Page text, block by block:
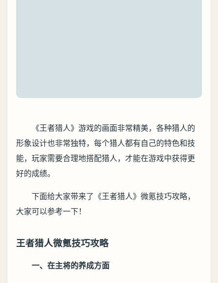
《王者猎人》游戏的画面非常精美，各种猎人的
形象设计也非常独特，每个猎人都有自己的特色和技
能，玩家需要合理地搭配猎人，才能在游戏中获得更
好的成绩。
下面给大家带来了《王者猎人》微氪技巧攻略，
大家可以参考一下！
王者猎人微氪技巧攻略
一、在主将的养成方面